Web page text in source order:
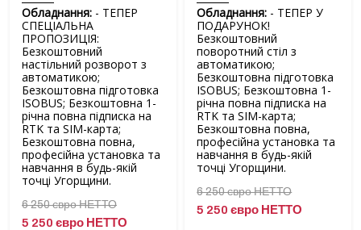
Обладнання: - ТЕПЕР
СПЕЦІАЛЬНА
ПРОПОЗИЦІЯ:
Безкоштовний
настільний розворот з
автоматикою;
Безкоштовна підготовка
ISOBUS; Безкоштовна 1-
річна повна підписка на
RTK та SIM-карта;
Безкоштовна повна,
професійна установка та
навчання в будь-якій
точці Угорщини.
6 250 євро НЕТТО
5 250 євро НЕТТО
Обладнання: - ТЕПЕР У
ПОДАРУНОК!
Безкоштовний
поворотний стіл з
автоматикою;
Безкоштовна підготовка
ISOBUS; Безкоштовна 1-
річна повна підписка на
RTK та SIM-карта;
Безкоштовна повна,
професійна установка та
навчання в будь-якій
точці Угорщини.
6 250 євро НЕТТО
5 250 євро НЕТТО